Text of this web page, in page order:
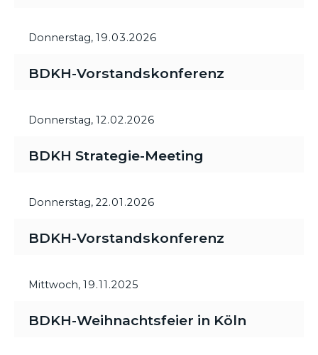
Donnerstag, 19.03.2026
BDKH-Vorstandskonferenz
Donnerstag, 12.02.2026
BDKH Strategie-Meeting
Donnerstag, 22.01.2026
BDKH-Vorstandskonferenz
Mittwoch, 19.11.2025
BDKH-Weihnachtsfeier in Köln